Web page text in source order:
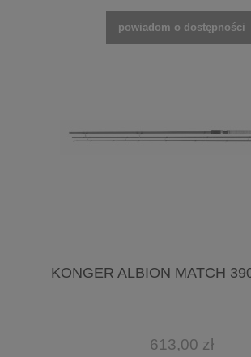
powiadom o dostępności
KONGER ALBION MATCH
613,00 zł